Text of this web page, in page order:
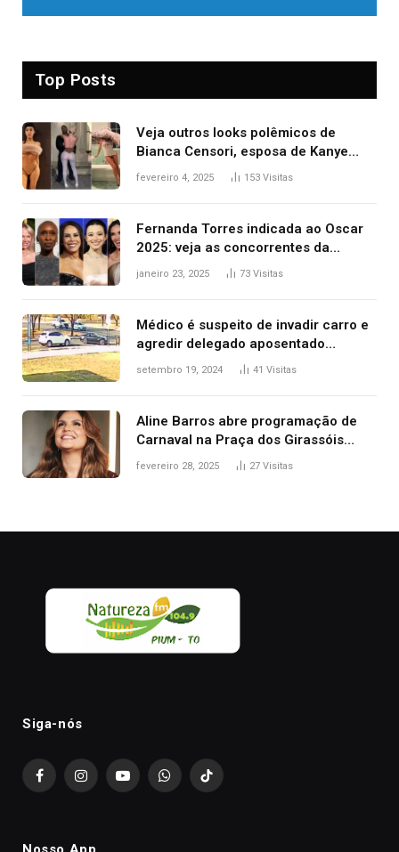
Top Posts
Veja outros looks polêmicos de
Bianca Censori, esposa de Kanye
West que apareceu nua no Grammy
fevereiro 4, 2025 153 Visitas
Fernanda Torres indicada ao Oscar
2025: veja as concorrentes da
brasileira a melhor atriz
janeiro 23, 2025 73 Visitas
Médico é suspeito de invadir carro e
agredir delegado aposentado
durante confusão no trânsito
setembro 19, 2024 41 Visitas
Aline Barros abre programação de
Carnaval na Praça dos Girassóis
nesta sexta-feira, em Palmas
fevereiro 28, 2025 27 Visitas
Siga-nós
FacebookInstagramYouTubeWhatsAppTikTok